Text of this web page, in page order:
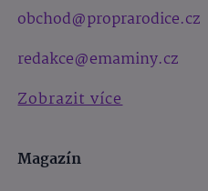
obchod@proprarodice.cz
redakce@emaminy.cz
Zobrazit více
Magazín